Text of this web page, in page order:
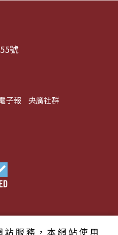
號
子報 央廣社群
服務，本網站使用